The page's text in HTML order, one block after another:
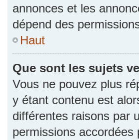
annonces et les
dépend des
Haut
Que sont les sujets
Vous ne pouvez plus
y étant contenu est
différentes raisons par
permissions accordées